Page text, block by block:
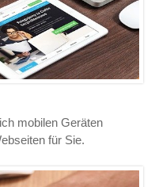
mobilen Geräten
für Sie.